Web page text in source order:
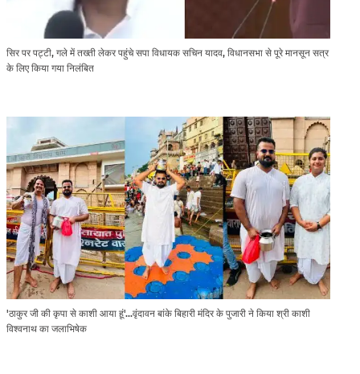
सिर पर पट्टी, गले में तख्ती लेकर पहुंचे सपा विधायक सचिन यादव, विधानसभा से पूरे मानसून सत्र
के लिए किया गया निलंबित
'ठाकुर जी की कृपा से काशी आया हूं'...वृंदावन बांके बिहारी मंदिर के पुजारी ने किया श्री काशी
विश्वनाथ का जलाभिषेक